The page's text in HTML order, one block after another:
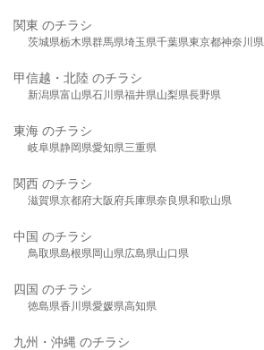
関東 のチラシ
茨城県栃木県群馬県埼玉県千葉県東京都神奈川県
甲信越・北陸 のチラシ
新潟県富山県石川県福井県山梨県長野県
東海 のチラシ
岐阜県静岡県愛知県三重県
関西 のチラシ
滋賀県京都府大阪府兵庫県奈良県和歌山県
中国 のチラシ
鳥取県島根県岡山県広島県山口県
四国 のチラシ
徳島県香川県愛媛県高知県
九州・沖縄 のチラシ